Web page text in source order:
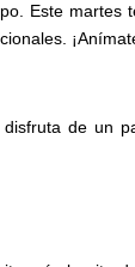
Este martes
disfruta de un